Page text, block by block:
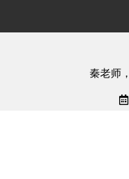
秦老师